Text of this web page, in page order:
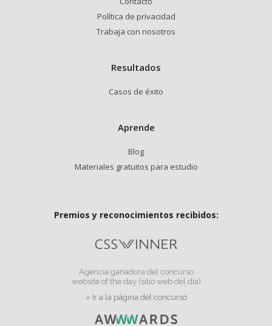
Política de privacidad
Trabaja con nosotros
Resultados
Casos de éxito
Aprende
Blog
Materiales gratuitos para estudio
Premios y reconocimientos recibidos:
Agencia ganadora del concurso
website of the day (sitio web del día)
» Ir a la página del concurso